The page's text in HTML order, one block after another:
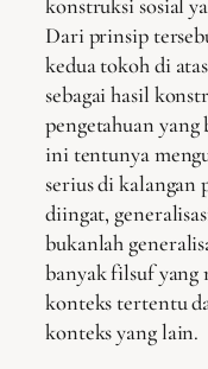
konstruksi sosial
Dari prinsip
kedua tokoh di
sebagai hasil
pengetahuan
ini tentunya
serius di kalangan
diingat,
bukanlah
banyak filsuf yang
konteks tertentu
konteks yang lain.